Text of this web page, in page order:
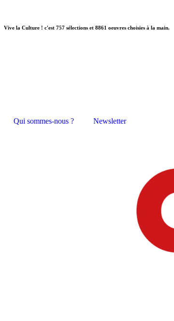
Vive la Culture ! c'est 757 sélections et 8861 oeuvres choisies à la main.
Qui sommes-nous ? Newsletter